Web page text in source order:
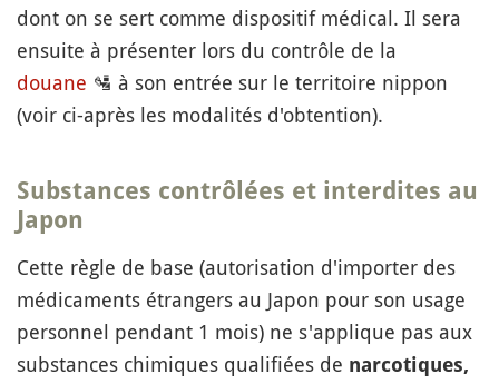
dont on se sert comme dispositif médical. Il sera
ensuite à présenter lors du contrôle de la
douane 🛂 à son entrée sur le territoire nippon
(voir ci-après les modalités d'obtention).
Substances contrôlées et interdites au
Japon
Cette règle de base (autorisation d'importer des
médicaments étrangers au Japon pour son usage
personnel pendant 1 mois) ne s'applique pas aux
substances chimiques qualifiées de narcotiques,